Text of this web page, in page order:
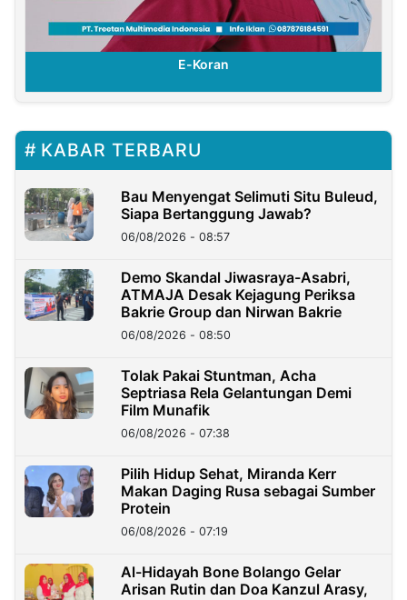
E-Koran
KABAR TERBARU
Bau Menyengat Selimuti Situ Buleud,
Siapa Bertanggung Jawab?
06/08/2026 - 08:57
Demo Skandal Jiwasraya-Asabri,
ATMAJA Desak Kejagung Periksa
Bakrie Group dan Nirwan Bakrie
06/08/2026 - 08:50
Tolak Pakai Stuntman, Acha
Septriasa Rela Gelantungan Demi
Film Munafik
06/08/2026 - 07:38
Pilih Hidup Sehat, Miranda Kerr
Makan Daging Rusa sebagai Sumber
Protein
06/08/2026 - 07:19
Al-Hidayah Bone Bolango Gelar
Arisan Rutin dan Doa Kanzul Arasy,